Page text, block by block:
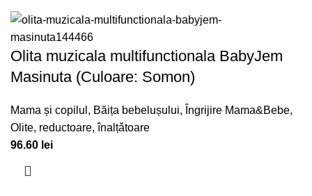
Olita muzicala multifunctionala BabyJem
Masinuta (Culoare: Somon)
Mama și copilul , Băița bebelușului, Îngrijire Mama&Bebe,
Olite, reductoare, înalțǎtoare
96.60 lei